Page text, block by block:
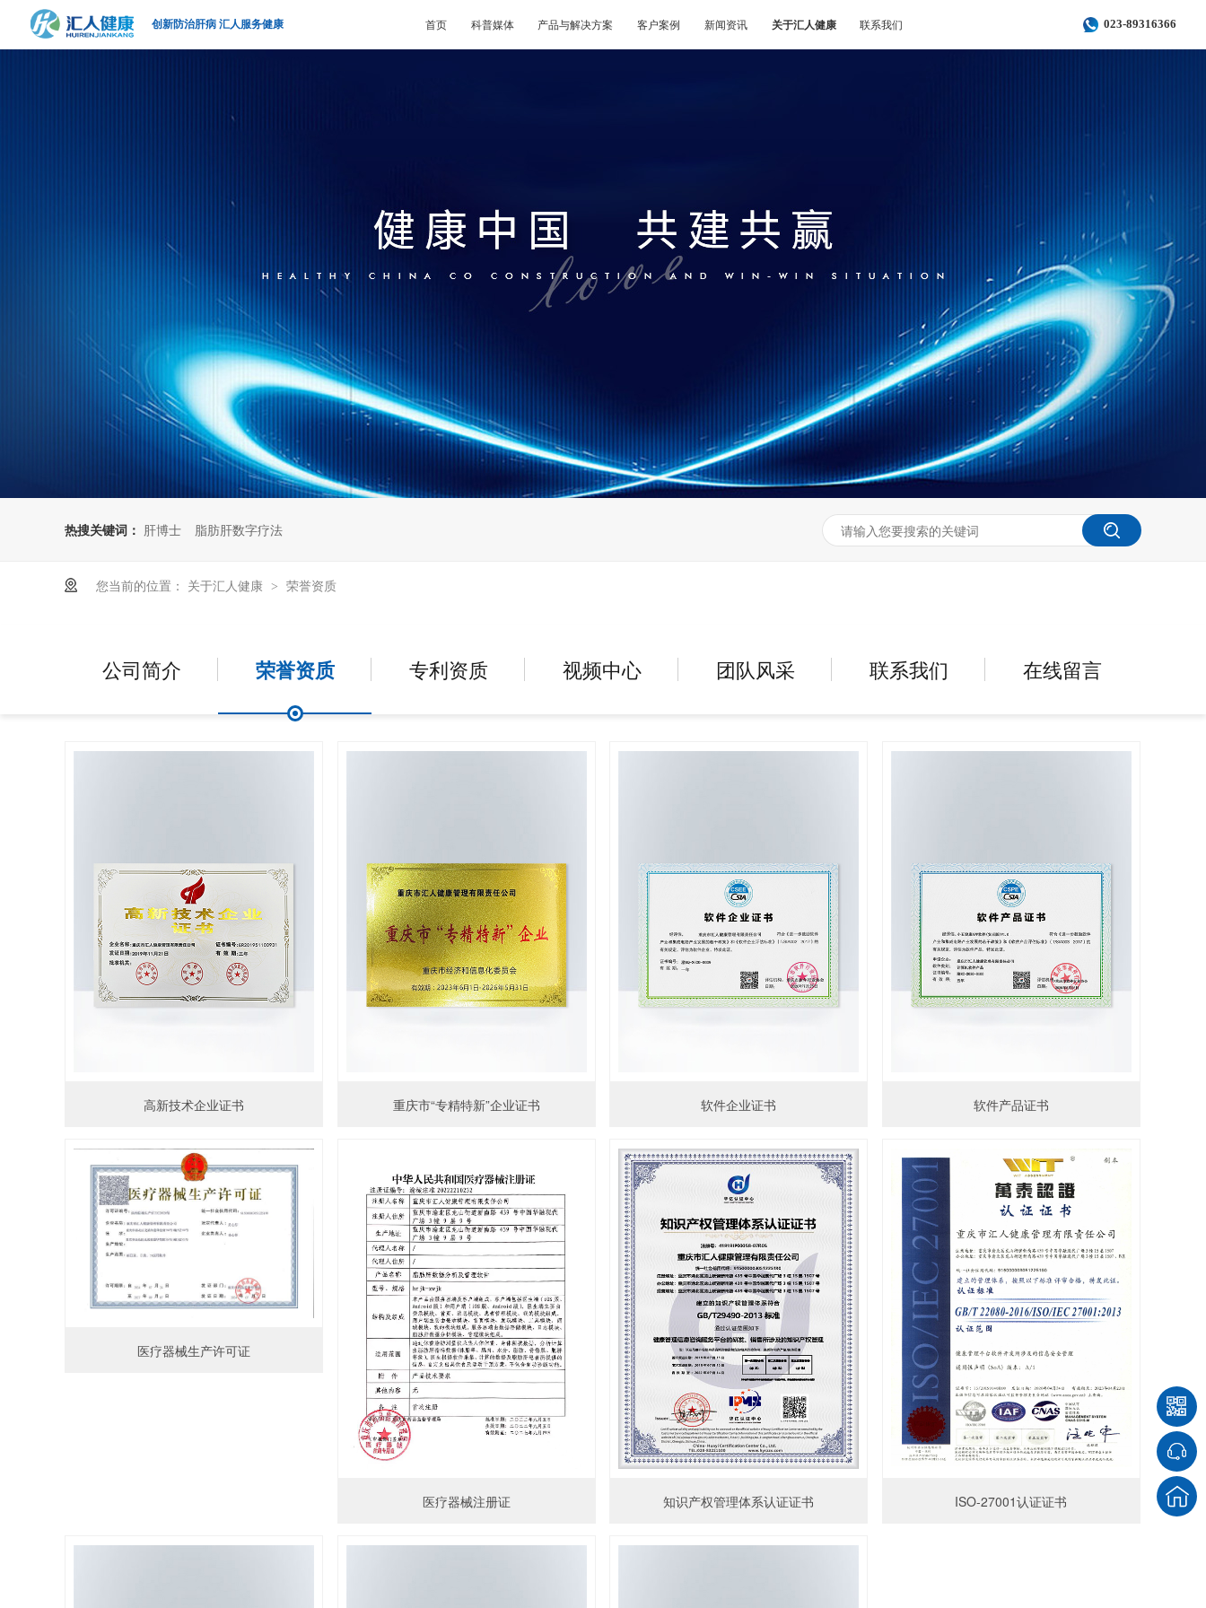
创新防治肝病 汇人服务健康 首页 科普媒体 产品与解决方案 客户案例 新闻资讯 关于汇人健康 联系我们 023-89316366
热搜关键词： 肝博士 脂肪肝数字疗法
您当前的位置： 关于汇人健康 > 荣誉资质
公司简介 荣誉资质 专利资质 视频中心 团队风采 联系我们 在线留言
高新技术企业证书 重庆市“专精特新”企业证书 软件企业证书 软件产品证书
医疗器械生产许可证
医疗器械注册证 知识产权管理体系认证证书 ISO-27001认证证书